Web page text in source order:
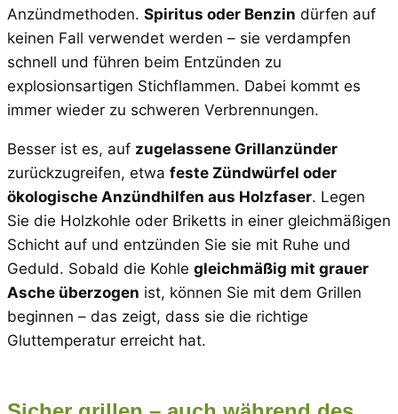
Anzündmethoden. Spiritus oder Benzin dürfen auf
keinen Fall verwendet werden – sie verdampfen
schnell und führen beim Entzünden zu
explosionsartigen Stichflammen. Dabei kommt es
immer wieder zu schweren Verbrennungen.
Besser ist es, auf zugelassene Grillanzünder
zurückzugreifen, etwa feste Zündwürfel oder
ökologische Anzündhilfen aus Holzfaser. Legen
Sie die Holzkohle oder Briketts in einer gleichmäßigen
Schicht auf und entzünden Sie sie mit Ruhe und
Geduld. Sobald die Kohle gleichmäßig mit grauer
Asche überzogen ist, können Sie mit dem Grillen
beginnen – das zeigt, dass sie die richtige
Gluttemperatur erreicht hat.